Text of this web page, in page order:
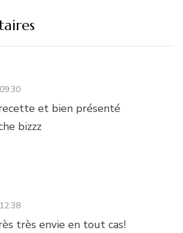
et bien présenté
bizzz
très envie en tout cas!